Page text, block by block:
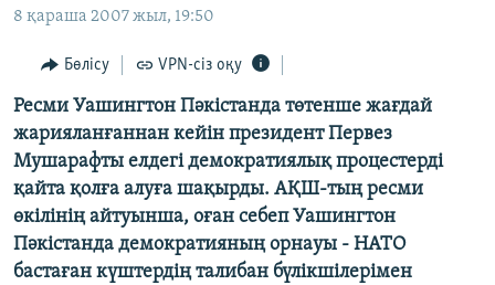
Skip
Search
ӘЛЕУМЕТ
ӘЛЕМ
АРНАЙЫ ЖОБАЛАР
Русский
ЖАЗЫЛЫҢЫЗ
8 қараша 2007 жыл, 19:50
Бөлісу VPN-сіз оқу
Ресми Уашингтон Пәкістанда төтенше жағдай
жарияланғаннан кейін президент Первез
Мушарафты елдегі демократиялық процестерді
қайта қолға алуға шақырды. АҚШ-тың ресми
өкілінің айтуынша, оған себеп Уашингтон
Пәкістанда демократияның орнауы - НАТО
бастаған күштердің талибан бүлікшілерімен